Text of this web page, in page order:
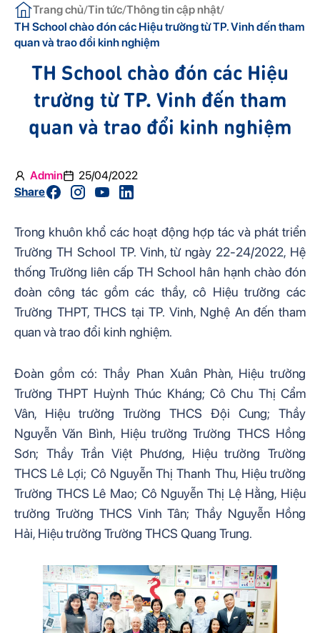
Trang chủ/Tin tức/Thông tin cập nhật/
TH School chào đón các Hiệu trường từ TP. Vinh đến tham
quan và trao đổi kinh nghiệm
TH School chào đón các Hiệu
trường từ TP. Vinh đến tham
quan và trao đổi kinh nghiệm
Admin
25/04/2022
Share
Trong khuôn khổ các hoạt động hợp tác và phát triển
Trường TH School TP. Vinh, từ ngày 22-24/2022, Hệ
thống Trường liên cấp TH School hân hạnh chào đón
đoàn công tác gồm các thầy, cô Hiệu trưởng các
Trường THPT, THCS tại TP. Vinh, Nghệ An đến tham
quan và trao đổi kinh nghiệm.
Đoàn gồm có: Thầy Phan Xuân Phàn, Hiệu trưởng
Trường THPT Huỳnh Thúc Kháng; Cô Chu Thị Cẩm
Vân, Hiệu trưởng Trường THCS Đội Cung; Thầy
Nguyễn Văn Bình, Hiệu trưởng Trường THCS Hồng
Sơn; Thầy Trần Việt Phương, Hiệu trưởng Trường
THCS Lê Lợi; Cô Nguyễn Thị Thanh Thu, Hiệu trưởng
Trường THCS Lê Mao; Cô Nguyễn Thị Lệ Hằng, Hiệu
trưởng Trường THCS Vinh Tân; Thầy Nguyễn Hồng
Hải, Hiệu trưởng Trường THCS Quang Trung.